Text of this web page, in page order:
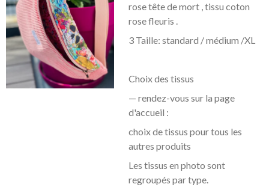
rose tête de mort , tissu coton
rose fleuris .
3 Taille: standard / médium /XL
Choix des tissus
— rendez-vous sur la page
d'accueil :
choix de tissus pour tous les
autres produits
Les tissus en photo sont
regroupés par type.